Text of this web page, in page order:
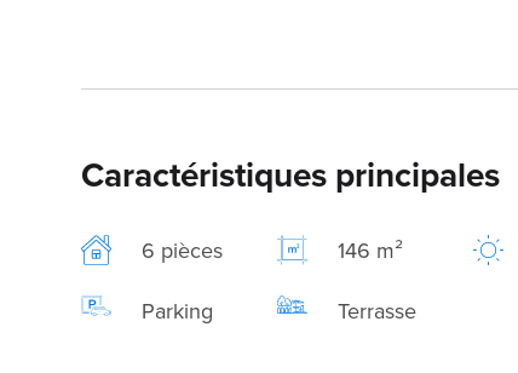
Caractéristiques principales
6 pièces 146 m²
Parking
Terrasse